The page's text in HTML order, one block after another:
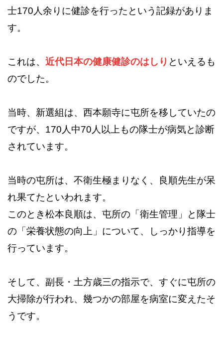
士170人余りに健診を行ったという記録がありま
す。
これは、 近代日本の健康健診のはしり といえるも
のでした。
当時、新選組は、西本願寺に屯所を移していたの
ですが、170人中70人以上もの隊士が病気と診断
されています。
当時の屯所は、不衛生極まりなく、良順先生が呆
れ果てたといわれます。
このとき松本良順は、屯所の「衛生管理」と隊士
の「栄養状態の向上」について、しっかり指導を
行っています。
そして、副長・土方歳三の指示で、すぐに屯所の
大掃除が行われ、幾つかの部屋を病室に変えたそ
うです。